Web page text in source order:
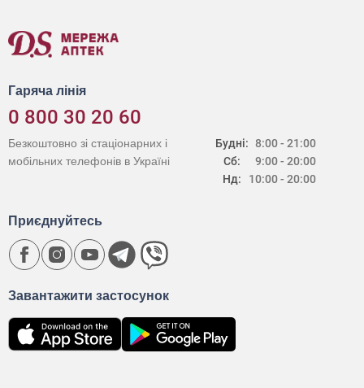
Гаряча лінія
0 800 30 20 60
Будні:
Сб:
Нд:
8:00 - 21:00
9:00 - 20:00
10:00 - 20:00
Безкоштовно зі стаціонарних і
мобільних телефонів в Україні
Завантажити застосунок
Приєднуйтесь